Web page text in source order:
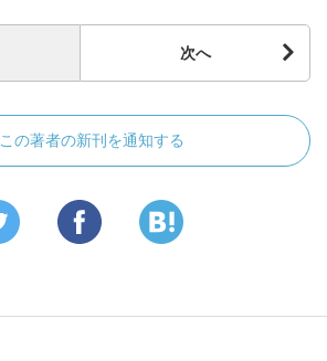
次へ
この著者の新刊を通知する